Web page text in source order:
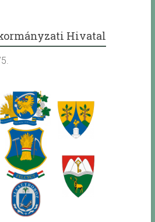
Hivatal